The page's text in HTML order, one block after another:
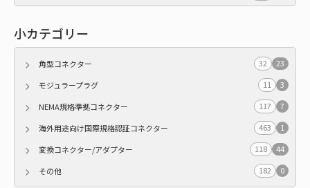
小カテゴリー
角型コネクター 32
23
モジュラープラグ
11
3
NEMA規格準拠コネクター
117
7
海外用途向け国際規格認証コネクター
463
1
変換コネクター/アダプター
118
44
その他
182 0